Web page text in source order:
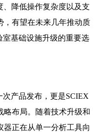
、降低操作复杂度以及支
，有望在未来几年推动质
室基础设施升级的重要选
产品发布，更是SCIEX
略布局。随着技术升级和
器正在从单一分析工具向